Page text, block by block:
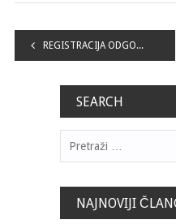
Navigacija REGISTRACIJA ODGOĐENIH UTAKMICA „GMS LIGE MLADIH KKS SBK KSB“
SEARCH
NAJNOVIJI